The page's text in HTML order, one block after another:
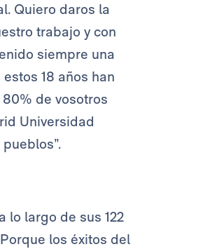
Quiero daros la
trabajo y con
siempre una
18 años han
de vosotros
Universidad
lo largo de sus 122
los éxitos del